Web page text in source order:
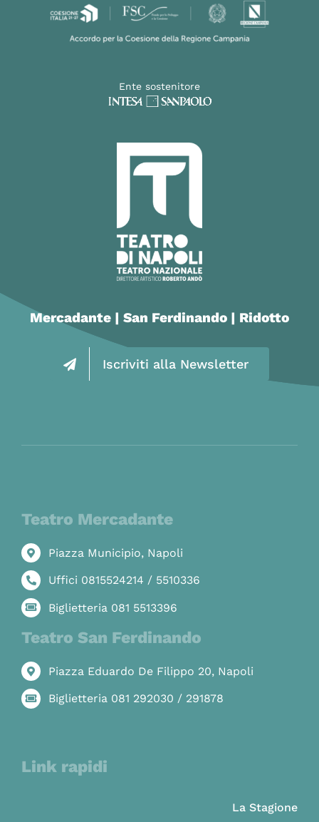
Ente sostenitore
Mercadante | San Ferdinando | Ridotto
Iscriviti alla Newsletter
Teatro Mercadante
Piazza Municipio, Napoli
Uffici 0815524214 / 5510336
Biglietteria 081 5513396
Teatro San Ferdinando
Piazza Eduardo De Filippo 20, Napoli
Biglietteria 081 292030 / 291878
Link rapidi
La Stagione